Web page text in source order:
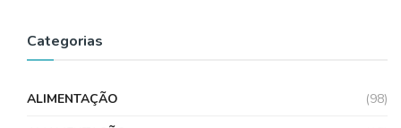
Categorias
ALIMENTAÇÃO
(98)